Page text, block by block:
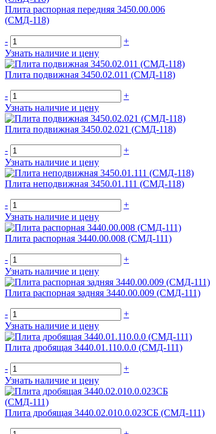
Плита распорная передняя 3450.00.006
(СМД-118)
-
+
Узнать наличие и цену
Плита подвижная 3450.02.011 (СМД-118)
-
+
Узнать наличие и цену
Плита подвижная 3450.02.021 (СМД-118)
-
+
Узнать наличие и цену
Плита неподвижная 3450.01.111 (СМД-118)
-
+
Узнать наличие и цену
Плита распорная 3440.00.008 (СМД-111)
-
+
Узнать наличие и цену
Плита распорная задняя 3440.00.009 (СМД-111)
-
+
Узнать наличие и цену
Плита дробящая 3440.01.110.0.0 (СМД-111)
-
+
Узнать наличие и цену
Плита дробящая 3440.02.010.0.023СБ (СМД-111)